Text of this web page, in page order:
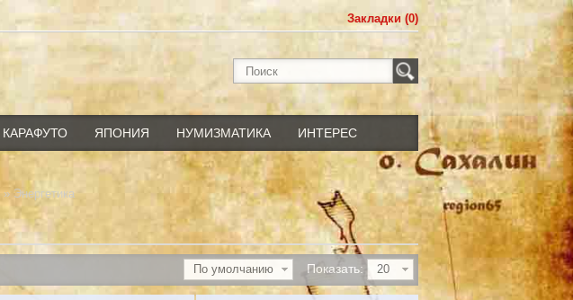
Закладки (0)
КАРАФУТО ЯПОНИЯ НУМИЗМАТИКА ИНТЕРЕС
» Энергетика
Показать: 20
По умолчанию